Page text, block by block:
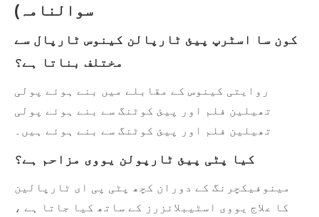
سوالنامہ)
کون سا اسٹرپ پیئ ٹارپالن کینوس ٹارپال سے
مختلف بناتا ہے؟
روایتی کینوس کے مقابلے میں بنے ہوئے پولی
تھیلین فلم اور پیئ کوٹنگ سے بنے ہوئے پولی
تھیلین فلم اور پیئ کوٹنگ سے بنے ہوئے ہیں۔
کیا پٹی پیئ ٹارپولن یووی مزاحم ہے؟
مینوفیکچرنگ کے دوران کچھ پٹی پی ای ٹارپالین
کا علاج یووی اسٹیبلائزرز کے ساتھ کیا جاتا ہے ،